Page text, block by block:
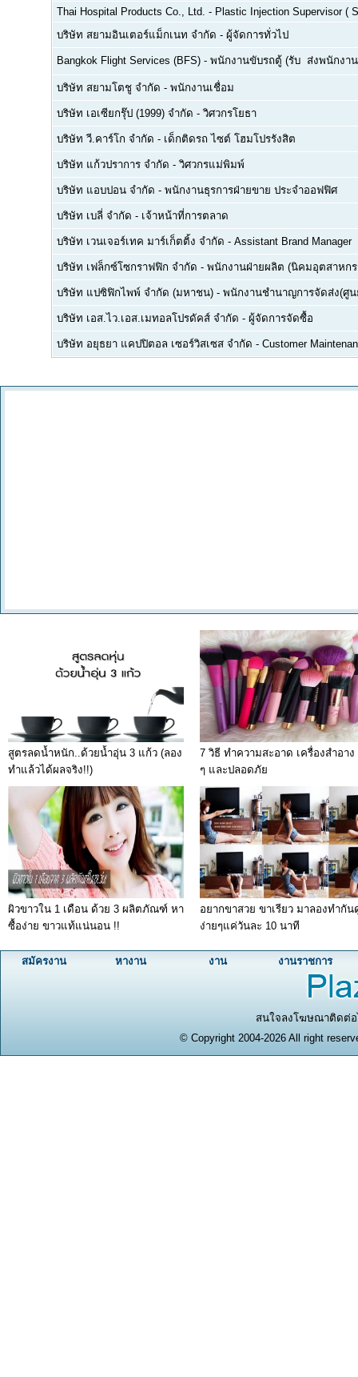
Thai Hospital Products Co., Ltd. - Plastic Injection Supervisor (
บริษัท สยามอินเตอร์แม็กเนท จำกัด - ผู้จัดการทั่วไป
Bangkok Flight Services (BFS) - พนักงานขับรถตู้ (รับ  ส่งพนักงา
บริษัท สยามโตชู จำกัด - พนักงานเชื่อม
บริษัท เอเซียกรุ๊ป (1999) จำกัด - วิศวกรโยธา
บริษัท วี.คาร์โก จำกัด - เด็กติดรถ ไซต์ โฮมโปรรังสิต
บริษัท แก้วปราการ จำกัด - วิศวกรแม่พิมพ์
บริษัท แอบปอน จำกัด - พนักงานธุรการฝ่ายขาย ประจำออฟฟิศ
บริษัท เบลี่ จำกัด - เจ้าหน้าที่การตลาด
บริษัท เวนเจอร์เทค มาร์เก็ตติ้ง จำกัด - Assistant Brand Manager
บริษัท เฟล็กซ์โซกราฟฟิก จำกัด - พนักงานฝ่ายผลิต (นิคมอุตสาหก
บริษัท แปซิฟิกไพพ์ จำกัด (มหาชน) - พนักงานชำนาญการจัดส่ง(ศู
บริษัท เอส.ไว.เอส.เมทอลโปรดัคส์ จำกัด - ผู้จัดการจัดซื้อ
บริษัท อยุธยา แคปปิตอล เซอร์วิสเซส จำกัด - Customer
สูตรลดน้ำหนัก..ด้วยน้ำอุ่น 3 แก้ว (ลอง
ทำแล้วได้ผลจริง!!)
7 วิธี ทำความสะอาด เครื่องสำอาง
ๆ และปลอดภัย
ผิวขาวใน 1 เดือน ด้วย 3 ผลิตภัณฑ์ หา
ซื้อง่าย ขาวแท้แน่นอน !!
อยากขาสวย ขาเรียว มาลองทำกัน
ง่ายๆแค่วันละ 10 นาที
สมัครงาน หางาน งาน งานราชการ
สนใจลงโฆษณาติดต่อ
© Copyright 2004-2026 All right